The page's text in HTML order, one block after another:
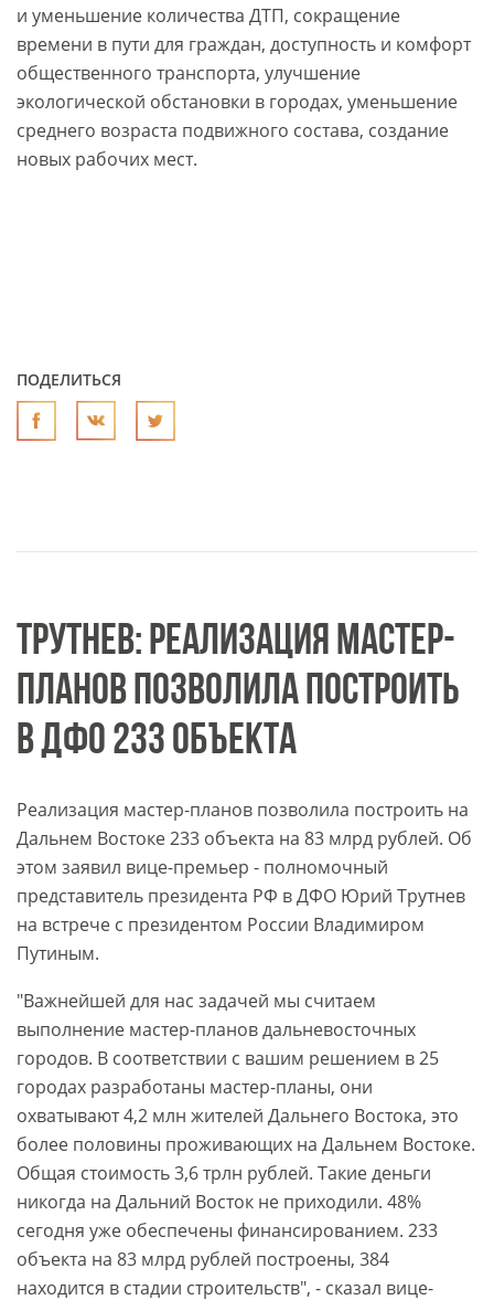
и уменьшение количества ДТП, сокращение
времени в пути для граждан, доступность и комфорт
общественного транспорта, улучшение
экологической обстановки в городах, уменьшение
среднего возраста подвижного состава, создание
новых рабочих мест.
ПОДЕЛИТЬСЯ
ТРУТНЕВ: РЕАЛИЗАЦИЯ МАСТЕР-
ПЛАНОВ ПОЗВОЛИЛА ПОСТРОИТЬ
В ДФО 233 ОБЪЕКТА
Реализация мастер-планов позволила построить на
Дальнем Востоке 233 объекта на 83 млрд рублей. Об
этом заявил вице-премьер - полномочный
представитель президента РФ в ДФО Юрий Трутнев
на встрече с президентом России Владимиром
Путиным.
"Важнейшей для нас задачей мы считаем
выполнение мастер-планов дальневосточных
городов. В соответствии с вашим решением в 25
городах разработаны мастер-планы, они
охватывают 4,2 млн жителей Дальнего Востока, это
более половины проживающих на Дальнем Востоке.
Общая стоимость 3,6 трлн рублей. Такие деньги
никогда на Дальний Восток не приходили. 48%
сегодня уже обеспечены финансированием. 233
объекта на 83 млрд рублей построены, 384
находится в стадии строительств", - сказал вице-